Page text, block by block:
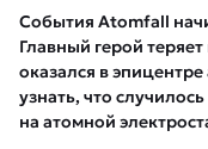
События Atomfall
Главный герой
оказался в
узнать, что
на атомной